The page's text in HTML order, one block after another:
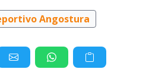
Angostura